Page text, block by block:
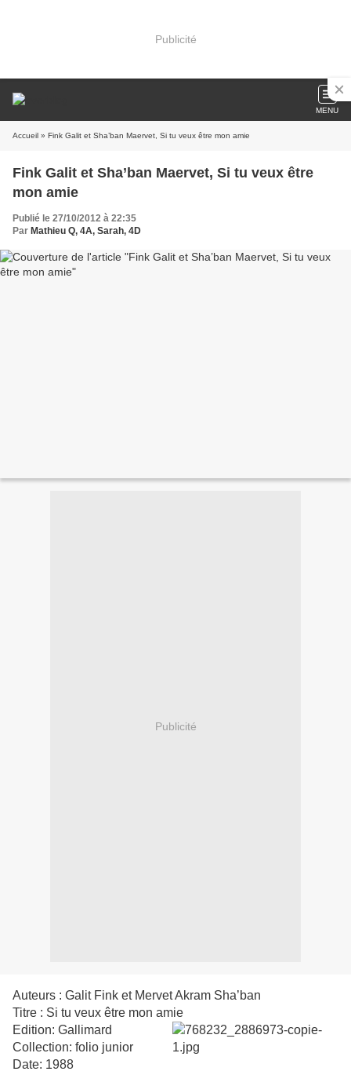
Publicité
MENU
Accueil » Fink Galit et Sha’ban Maervet, Si tu veux être mon amie
Fink Galit et Sha’ban Maervet, Si tu veux être
mon amie
Publié le 27/10/2012 à 22:35
Par Mathieu Q, 4A, Sarah, 4D
Publicité
Auteurs : Galit Fink et Mervet Akram Sha’ban
Titre : Si tu veux être mon amie
Edition: Gallimard
Collection: folio junior
Date: 1988